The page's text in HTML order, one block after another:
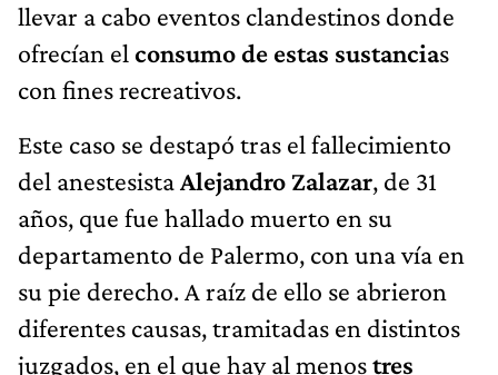
llevar a cabo eventos clandestinos donde
ofrecían el consumo de estas sustancias
con fines recreativos.
Este caso se destapó tras el fallecimiento
del anestesistaAlejandro Zalazar, de 31
años, que fue hallado muerto en su
departamento de Palermo, con una vía en
su pie derecho. A raíz de ello se abrieron
diferentes causas, tramitadas en distintos
juzgados, en el que hay al menostres